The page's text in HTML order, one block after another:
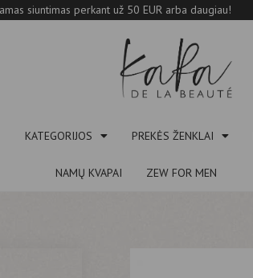
siuntimas perkant už 50 EUR arba daugiau!
KATEGORIJOS PREKĖS ŽENKLAI
NAMŲ KVAPAI ZEW FOR MEN